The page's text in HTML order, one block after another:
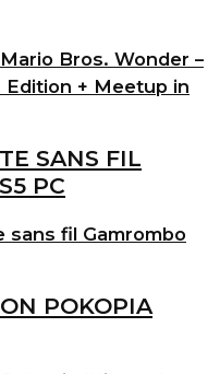
Bros. Wonder –
+ Meetup in
sans fil Gamrombo